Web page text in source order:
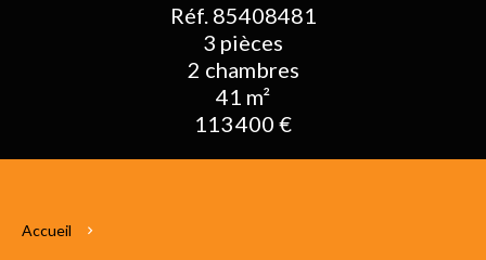
Réf. 85408481
3 pièces
2 chambres
41 m²
113 400 €
Accueil